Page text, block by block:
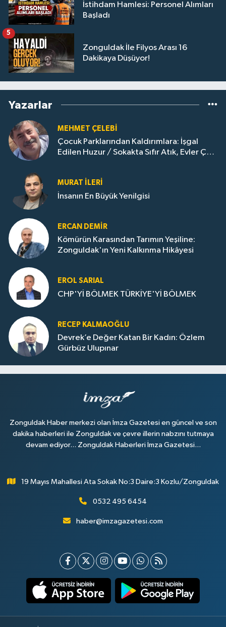
İstihdam Hamlesi: Personel Alımları
Başladı
Zonguldak İle Filyos Arası 16
Dakikaya Düşüyor!
5
Yazarlar
MEHMET ÇELEBI
Çocuk Parklarından Kaldırımlara: İşgal
Edilen Huzur / Sokakta Sıfır Atık, Evler Çöp
MURAT İLERI
İnsanın En Büyük Yenilgisi
ERCAN DEMIR
Kömürün Karasından Tarımın Yeşiline:
Zonguldak'ın Yeni Kalkınma Hikâyesi
EROL SARIAL
CHP'Yİ BÖLMEK TÜRKİYE'Yİ BÖLMEK
RECEP KALMAOĞLU
Devrek’e Değer Katan Bir Kadın: Özlem
Gürbüz Ulupınar
Zonguldak Haber merkezi olan İmza Gazetesi en güncel ve son
dakika haberleri ile Zonguldak ve çevre illerin nabzını tutmaya
devam ediyor... Zonguldak Haberleri İmza Gazetesi...
19 Mayıs Mahallesi Ata Sokak No:3 Daire:3 Kozlu/Zonguldak
0532 495 6454
haber@imzagazetesi.com